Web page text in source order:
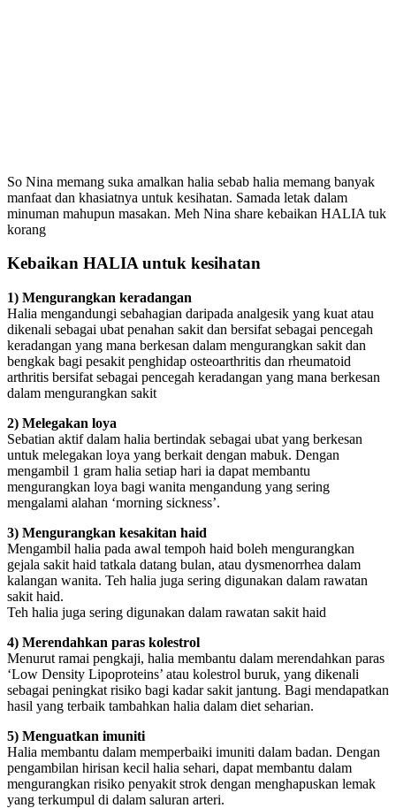
So Nina memang suka amalkan halia sebab halia memang banyak
manfaat dan khasiatnya untuk kesihatan. Samada letak dalam
minuman mahupun masakan. Meh Nina share kebaikan HALIA tuk
korang
Kebaikan HALIA untuk kesihatan
1) Mengurangkan keradangan
Halia mengandungi sebahagian daripada analgesik yang kuat atau
dikenali sebagai ubat penahan sakit dan bersifat sebagai pencegah
keradangan yang mana berkesan dalam mengurangkan sakit dan
bengkak bagi pesakit penghidap osteoarthritis dan rheumatoid
arthritis bersifat sebagai pencegah keradangan yang mana berkesan
dalam mengurangkan sakit
2) Melegakan loya
Sebatian aktif dalam halia bertindak sebagai ubat yang berkesan
untuk melegakan loya yang berkait dengan mabuk. Dengan
mengambil 1 gram halia setiap hari ia dapat membantu
mengurangkan loya bagi wanita mengandung yang sering
mengalami alahan ‘morning sickness’.
3) Mengurangkan kesakitan haid
Mengambil halia pada awal tempoh haid boleh mengurangkan
gejala sakit haid tatkala datang bulan, atau dysmenorrhea dalam
kalangan wanita. Teh halia juga sering digunakan dalam rawatan
sakit haid.
Teh halia juga sering digunakan dalam rawatan sakit haid
4) Merendahkan paras kolestrol
Menurut ramai pengkaji, halia membantu dalam merendahkan paras
‘Low Density Lipoproteins’ atau kolestrol buruk, yang dikenali
sebagai peningkat risiko bagi kadar sakit jantung. Bagi mendapatkan
hasil yang terbaik tambahkan halia dalam diet seharian.
5) Menguatkan imuniti
Halia membantu dalam memperbaiki imuniti dalam badan. Dengan
pengambilan hirisan kecil halia sehari, dapat membantu dalam
mengurangkan risiko penyakit strok dengan menghapuskan lemak
yang terkumpul di dalam saluran arteri.